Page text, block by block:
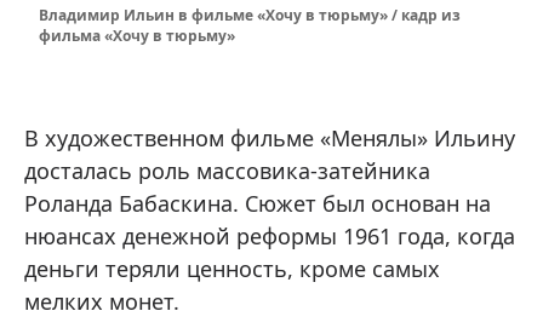
Владимир Ильин в фильме «Хочу в тюрьму» / кадр из
фильма «Хочу в тюрьму»
В художественном фильме «Менялы» Ильину
досталась роль массовика-затейника
Роланда Бабаскина. Сюжет был основан на
нюансах денежной реформы 1961 года, когда
деньги теряли ценность, кроме самых
мелких монет.